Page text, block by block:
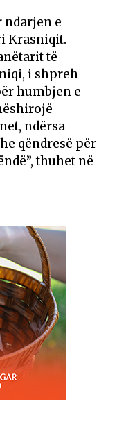
e
Krasniqit.
të
i shpreh
humbjen e
ndërsa
qëndresë për
thuhet në